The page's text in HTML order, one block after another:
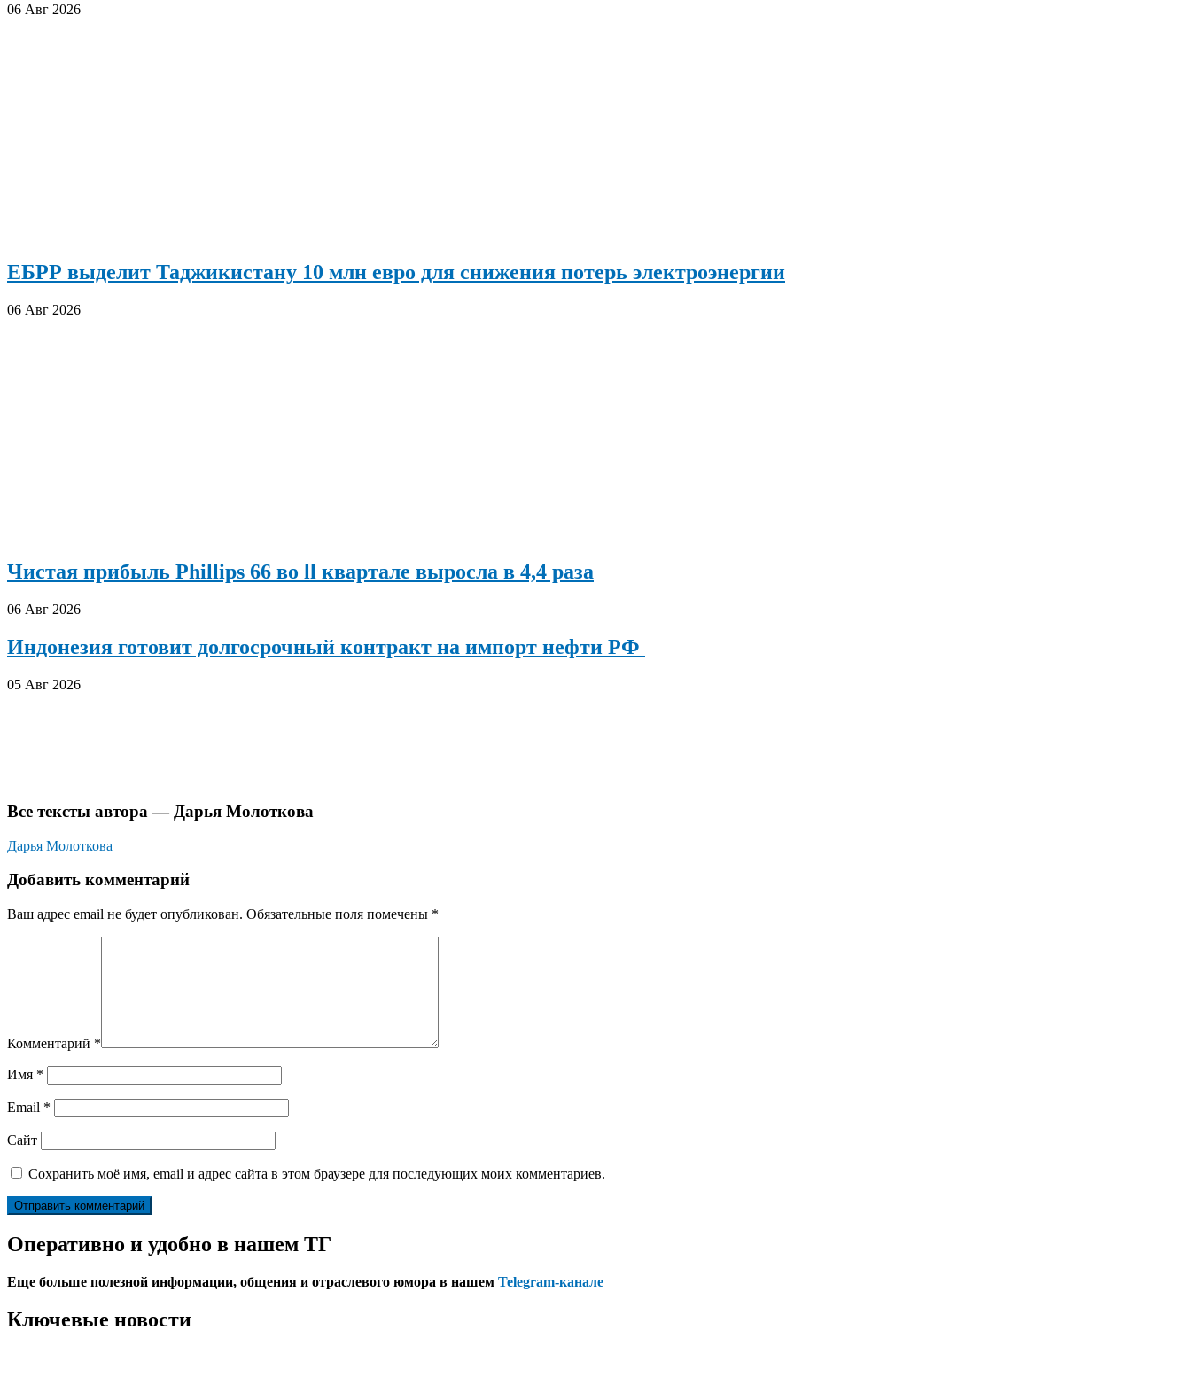
06 Авг 2026
ЕБРР выделит Таджикистану 10 млн евро для снижения потерь электроэнергии
06 Авг 2026
Чистая прибыль Phillips 66 во ll квартале выросла в 4,4 раза
06 Авг 2026
Индонезия готовит долгосрочный контракт на импорт нефти РФ
05 Авг 2026
Все тексты автора — Дарья Молоткова
Дарья Молоткова
Добавить комментарий
Ваш адрес email не будет опубликован. Обязательные поля помечены *
Комментарий *
Имя *
Email *
Сайт
Сохранить моё имя, email и адрес сайта в этом браузере для последующих моих комментариев.
Оперативно и удобно в нашем ТГ
Еще больше полезной информации, общения и отраслевого юмора в нашем Telegram-канале
Ключевые новости